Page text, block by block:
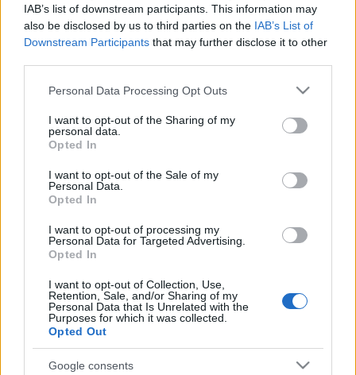
IAB’s list of downstream participants. This information may
also be disclosed by us to third parties on the IAB’s List of
Downstream Participants that may further disclose it to other
Please note that this website/app uses one or more Google
not limited to your visit or usage behaviour. You may click to
grant or deny consent to Google and its third-party tags to
use your data for below specified purposes in below Google
consent section.
Personal Data Processing Opt Outs
I want to opt-out of the Sharing of my
personal data.
Opted In
I want to opt-out of the Sale of my
Personal Data.
Opted In
I want to opt-out of processing my
Personal Data for Targeted Advertising.
Opted In
I want to opt-out of Collection, Use,
Retention, Sale, and/or Sharing of my
Personal Data that Is Unrelated with the
Purposes for which it was collected.
Opted Out
Google consents
Most randa idő van, meg egyébként is még csak a
februárt tapossuk, tehát a kerti aktivitás időszaka
gyűjtsünk a tavaszi szezonindulóhoz. Aki előrelátó,
Fűtermesztés házilag
Megyeri Szabolcs•2014. február 20.
címért, és leszögezem, hogy itt a pázsitról lesz szó,
de ez ne szegje senki kedvét, a téma fontos, főleg a
hogy a kert füvesítése pont olyan lényegi művelet,
mint például egy…
Hús helyett karfiol